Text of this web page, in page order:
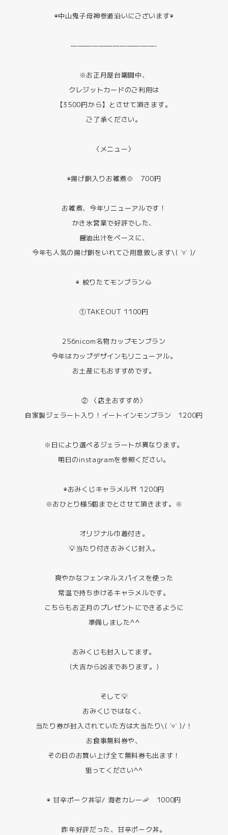
◉中山鬼子母神参道沿いにございます◉
————————————-
※お正月屋台期間中、
クレジットカードのご利用は
【3500円から】とさせて頂きます。
ご了承ください。
〈メニュー〉
◉揚げ餅入りお雑煮🍲 700円
お雑煮、今年リニューアルです！
かき氷営業で好評でした、
醤油出汁をベースに、
今年も人気の揚げ餅をいれてご用意致します\( ˙▿︎˙ )/
◉ 絞りたてモンブラン🌰
①TAKEOUT 1100円
256nicom名物カップモンブラン
今年はカップデザインもリニューアル。
お土産にもおすすめです。
② 〈店主おすすめ〉
自家製ジェラート入り！イートインモンブラン 1200円
※日により選べるジェラートが異なります。
明日のinstagramを参照ください。
◉おみくじキャラメル⛩️ 1200円
※おひとり様5個までとさせて頂きます。※
オリジナル巾着付き。
💡当たり付きおみくじ封入。
爽やかなフェンネルスパイスを使った
常温で持ち歩けるキャラメルです。
こちらもお正月のプレゼントにできるように
準備しました^^
おみくじも封入してます。
(大吉から凶まであります。)
そして💡
おみくじではなく、
当たり券が封入されていた方は大当たり\( ˙▿︎˙ )/！
お食事無料券や、
その日のお買い上げ全て無料券も出ます！
狙ってください^^
◉ 甘辛ポーク丼🐷/ 海老カレー🦐 1000円
昨年好評だった、甘辛ポーク丼。